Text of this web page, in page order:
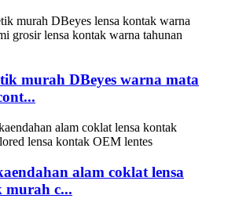
murah DBeyes warna mata
alam coklat lensa
murah c...